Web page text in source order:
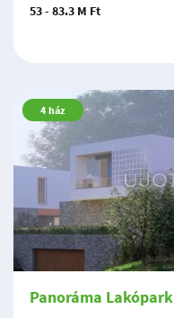
53 - 83.3 M Ft
4 ház
Panoráma Lakópark